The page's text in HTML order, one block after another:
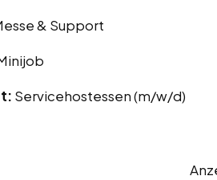
& Support
Servicehostessen (m/w/d)